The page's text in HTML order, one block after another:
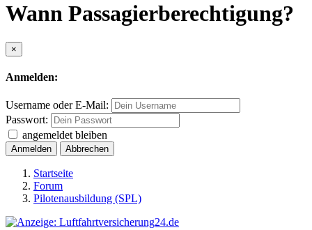
Wann Passagierberechtigung?
×
Anmelden:
Username oder E-Mail:
Passwort:
angemeldet bleiben
Anmelden Abbrechen
Startseite
Forum
Pilotenausbildung (SPL)